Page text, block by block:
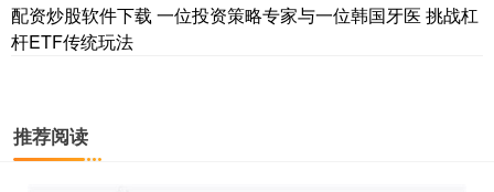
配资炒股软件下载 一位投资策略专家与一位韩国牙医 挑战杠
杆ETF传统玩法
推荐阅读